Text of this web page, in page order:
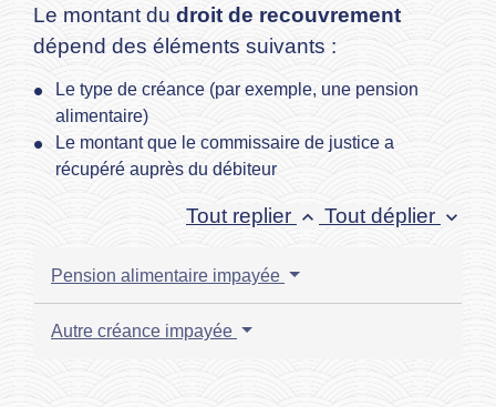
Le montant du droit de recouvrement
dépend des éléments suivants :
Le type de créance (par exemple, une pension
alimentaire)
Le montant que le commissaire de justice a
récupéré auprès du débiteur
Tout replier keyboard_arrow_up Tout déplier keyboard_arrow_down
Pension alimentaire impayée
Autre créance impayée